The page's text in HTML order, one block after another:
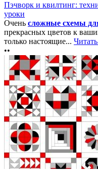
Пэчворк и квилтинг:
уроки
Очень сложные схемы
прекрасных цветов к
только настоящие...
••